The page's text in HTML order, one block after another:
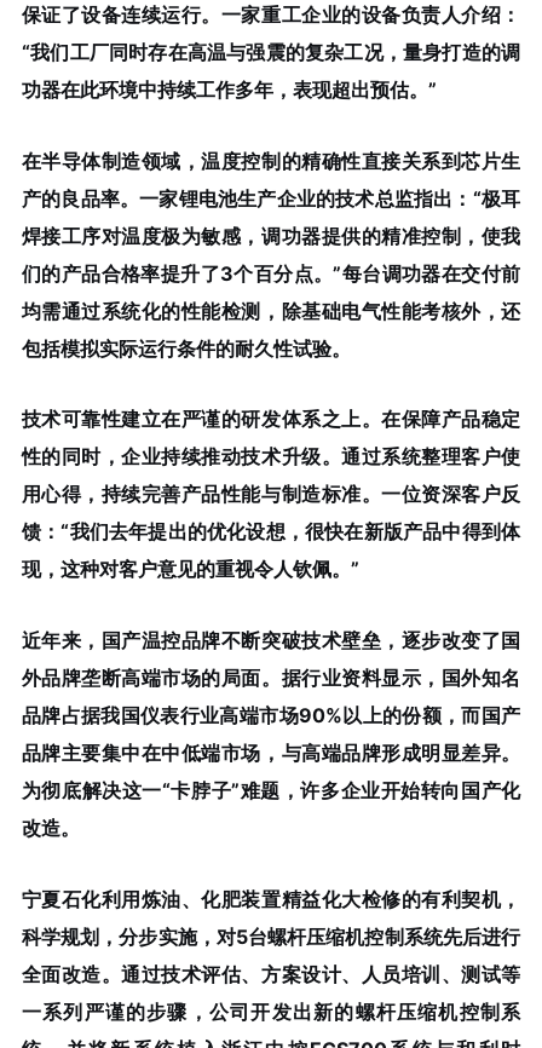
保证了设备连续运行。一家重工企业的设备负责人介绍：
“我们工厂同时存在高温与强震的复杂工况，量身打造的调
功器在此环境中持续工作多年，表现超出预估。”
在半导体制造领域，温度控制的精确性直接关系到芯片生
产的良品率。一家锂电池生产企业的技术总监指出：“极耳
焊接工序对温度极为敏感，调功器提供的精准控制，使我
们的产品合格率提升了3个百分点。”每台调功器在交付前
均需通过系统化的性能检测，除基础电气性能考核外，还
包括模拟实际运行条件的耐久性试验。
技术可靠性建立在严谨的研发体系之上。在保障产品稳定
性的同时，企业持续推动技术升级。通过系统整理客户使
用心得，持续完善产品性能与制造标准。一位资深客户反
馈：“我们去年提出的优化设想，很快在新版产品中得到体
现，这种对客户意见的重视令人钦佩。”
近年来，国产温控品牌不断突破技术壁垒，逐步改变了国
外品牌垄断高端市场的局面。据行业资料显示，国外知名
品牌占据我国仪表行业高端市场90%以上的份额，而国产
品牌主要集中在中低端市场，与高端品牌形成明显差异。
为彻底解决这一“卡脖子”难题，许多企业开始转向国产化
改造。
宁夏石化利用炼油、化肥装置精益化大检修的有利契机，
科学规划，分步实施，对5台螺杆压缩机控制系统先后进行
全面改造。通过技术评估、方案设计、人员培训、测试等
一系列严谨的步骤，公司开发出新的螺杆压缩机控制系